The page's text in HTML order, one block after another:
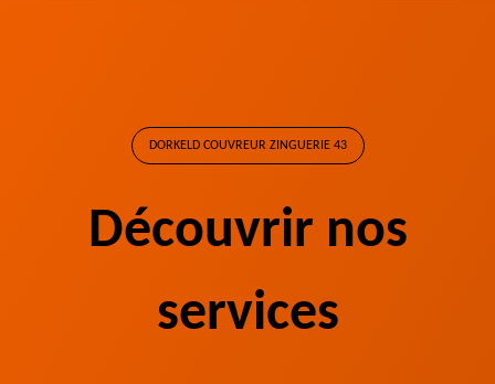
DORKELD COUVREUR ZINGUERIE 43
Découvrir nos
services